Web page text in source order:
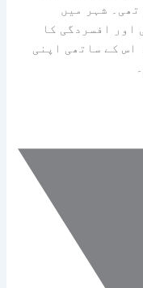
شہر میں
اور افسردگی کا
اس کے ساتھی اپنی